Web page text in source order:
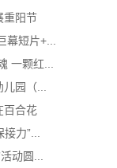
重阳节
短片+...
一颗红...
园（...
百合花
力”...
动圆...